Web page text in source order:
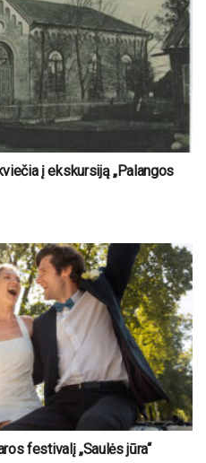
į ekskursiją „Palangos
festivalį „Saulės jūra“